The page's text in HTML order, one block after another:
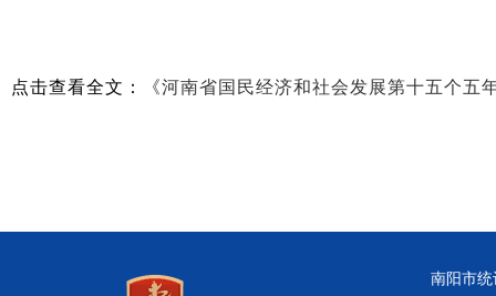
点击查看全文： 《河南省国民经济和社会发展第十五个五
南阳市统